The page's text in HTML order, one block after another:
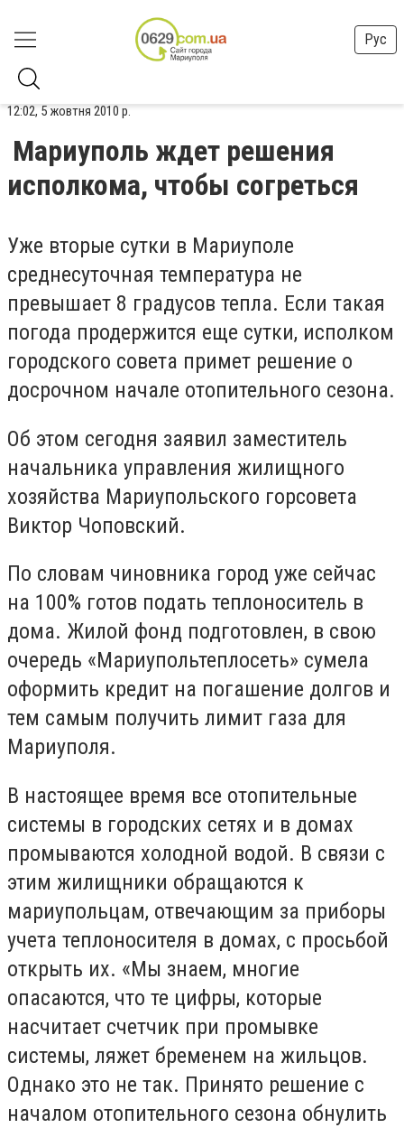
Рус
12:02, 5 жовтня 2010 р.
Мариуполь ждет решения
исполкома, чтобы согреться
Уже вторые сутки в Мариуполе
среднесуточная температура не
превышает 8 градусов тепла. Если такая
погода продержится еще сутки, исполком
городского совета примет решение о
досрочном начале отопительного сезона.
Об этом сегодня заявил заместитель
начальника управления жилищного
хозяйства Мариупольского горсовета
Виктор Чоповский.
По словам чиновника город уже сейчас
на 100% готов подать теплоноситель в
дома. Жилой фонд подготовлен, в свою
очередь «Мариупольтеплосеть» сумела
оформить кредит на погашение долгов и
тем самым получить лимит газа для
Мариуполя.
В настоящее время все отопительные
системы в городских сетях и в домах
промываются холодной водой. В связи с
этим жилищники обращаются к
мариупольцам, отвечающим за приборы
учета теплоносителя в домах, с просьбой
открыть их. «Мы знаем, многие
опасаются, что те цифры, которые
насчитает счетчик при промывке
системы, ляжет бременем на жильцов.
Однако это не так. Принято решение с
началом отопительного сезона обнулить